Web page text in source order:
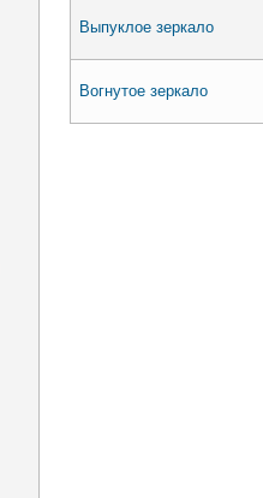
Выпуклое зеркало
Вогнутое зеркало